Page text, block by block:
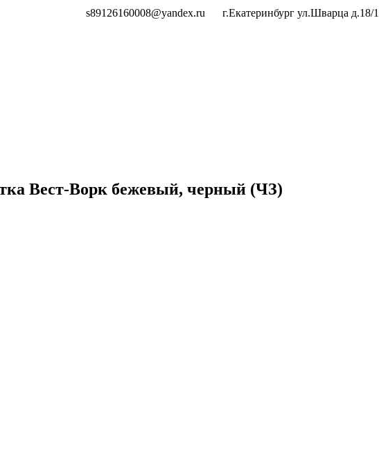
s89126160008@yandex.ru
г.Екатеринбург ул.Шварца д.18/1
Вест-Ворк бежевый, черный (ЧЗ)